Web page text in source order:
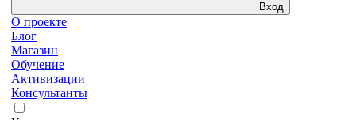
Вход
О проекте
Блог
Магазин
Обучение
Активизации
Консультанты